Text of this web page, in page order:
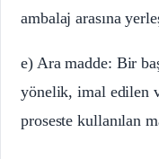
ambalaj arasına
e) Ara madde: Bir
yönelik, imal edilen
proseste kullanılan